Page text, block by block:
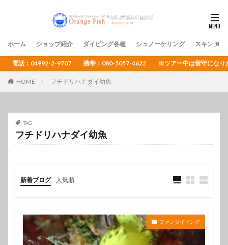
ホーム ショップ紹介 ダイビング各種 シュノーケリング スキンダイ
電話：04992-2-9707 携帯：080-5057-4622 ※ツアー中は留守になりがち
HOME フチドリハナダイ幼魚
TAG
フチドリハナダイ幼魚
新着ブログ 人気順
ファンダイビング